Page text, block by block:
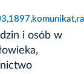
i osób w